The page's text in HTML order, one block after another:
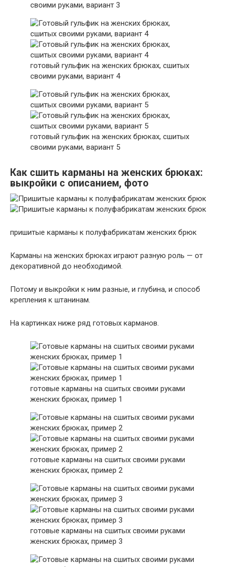
своими руками, вариант 3
готовый гульфик на женских брюках, сшитых
своими руками, вариант 4
готовый гульфик на женских брюках, сшитых
своими руками, вариант 5
Как сшить карманы на женских брюках:
выкройки с описанием, фото
пришитые карманы к полуфабрикатам женских брюк
Карманы на женских брюках играют разную роль — от
декоративной до необходимой.
Потому и выкройки к ним разные, и глубина, и способ
крепления к штанинам.
На картинках ниже ряд готовых карманов.
готовые карманы на сшитых своими руками
женских брюках, пример 1
готовые карманы на сшитых своими руками
женских брюках, пример 2
готовые карманы на сшитых своими руками
женских брюках, пример 3